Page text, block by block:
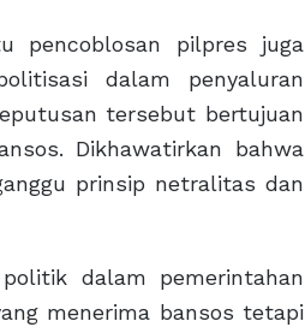
pencoblosan pilpres juga
dalam penyaluran
tersebut bertujuan
Dikhawatirkan bahwa
prinsip netralitas dan
dalam pemerintahan
menerima bansos tetapi